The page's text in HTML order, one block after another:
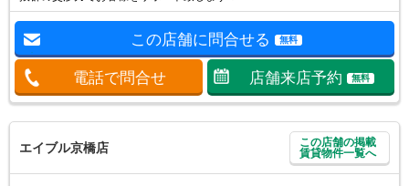
この店舗に問合せる 無料
電話で問合せ 店舗来店予約 無料
エイブル京橋店
この店舗の掲載
賃貸物件一覧へ